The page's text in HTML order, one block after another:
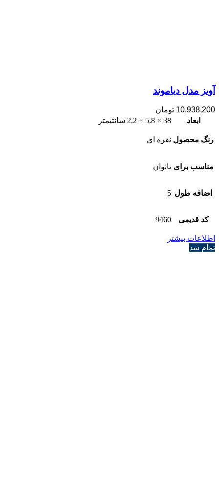
آویز مدل دیاموند
10,938,200 تومان
ابعاد
38 × 5.8 × 2.2 سانتیمتر
رنگ محصول نقره ای
مناسب برای بانوان
اضافه طول 5
کد قدیمی 9460
اطلاعات بیشتر
تمام شد